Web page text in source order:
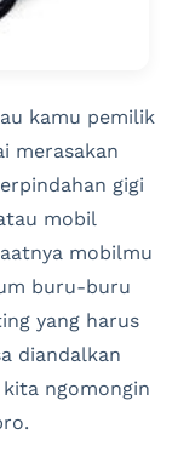
kamu pemilik
merasakan
gigi
mobil
mobilmu
buru-buru
yang harus
diandalkan
ngomongin